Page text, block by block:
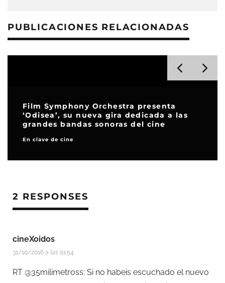
PUBLICACIONES RELACIONADAS
Film Symphony Orchestra presenta
‘Odisea’, su nueva gira dedicada a las
grandes bandas sonoras del cine
En clave de cine
2 RESPONSES
cineXoidos
31/10/2016 a las 01:54
RT @35milimetross: Si no habeis escuchado el nuevo